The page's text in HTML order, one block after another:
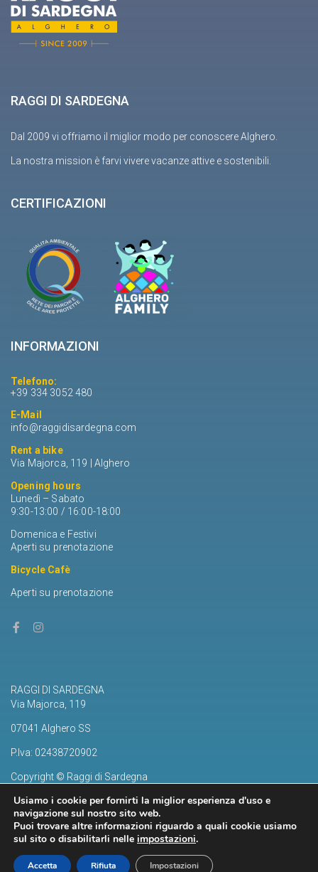
RAGGI DI SARDEGNA
Dal 2009 vi offriamo il miglior modo per conoscere Alghero.
La nostra mission è farvi vivere vacanze attive e sostenibili.
CERTIFICAZIONI
INFORMAZIONI
Telefono:
+39 334 3052 480
E-Mail
info@raggidisardegna.com
Rent a bike
Via Majorca, 119 | Alghero
Opening hours
Lunedì – Sabato
9:30-13:00 / 16:00-18:00
Domenica e Festivi
Aperti su prenotazione
Bicycle Cafè
Aperti su prenotazione
RAGGI DI SARDEGNA
Via Majorca, 119
07041 Alghero SS
P.Iva: 02438720902
Copyright © Raggi di Sardegna
Usiamo i cookie per fornirti la miglior esperienza d'uso e
navigazione sul nostro sito web.
Puoi trovare altre informazioni riguardo a quali cookie usiamo
sul sito o disabilitarli nelle impostazioni.
Accetta Rifiuta Impostazioni